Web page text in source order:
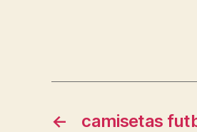
← camisetas